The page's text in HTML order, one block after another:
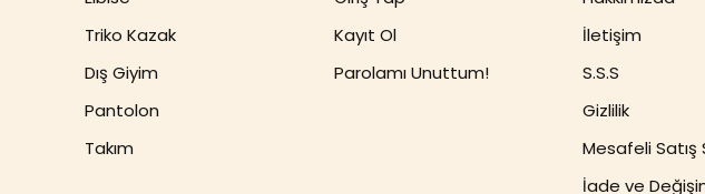
Triko Kazak
Dış Giyim
Pantolon
Takım
Kayıt Ol
Parolamı Unuttum!
İletişim
S.S.S
Gizlilik
Mesafeli
İade ve